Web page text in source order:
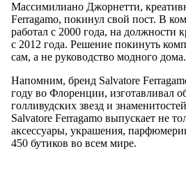
Массимилиано Джорнетти,
Ferragamo, покинул свой пост. В
работал с 2000 года, на должности
с 2012 года. Решение покинуть
сам, а не руководство модного дома.
Напомним, бренд Salvatore
году во Флоренции, изготавливал
голливудских звезд и
Salvatore Ferragamo выпускает не
аксессуары, украшения,
450 бутиков во всем мире.